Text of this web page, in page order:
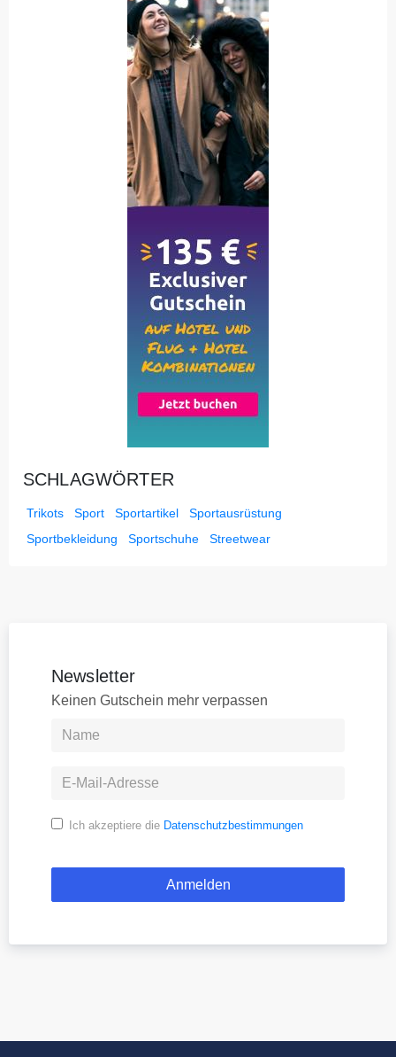
SCHLAGWÖRTER
Trikots Sport Sportartikel
Sportausrüstung
Sportbekleidung
Sportschuhe Streetwear
Newsletter
Keinen Gutschein mehr verpassen
Ich akzeptiere die Datenschutzbestimmungen